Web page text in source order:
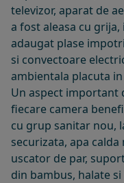
televizor, aparat de
a fost aleasa cu
adaugat plase
si convectoare
ambientala placuta
Un aspect important
fiecare camera
cu grup sanitar nou,
securizata, apa
uscator de par,
din bambus, halate